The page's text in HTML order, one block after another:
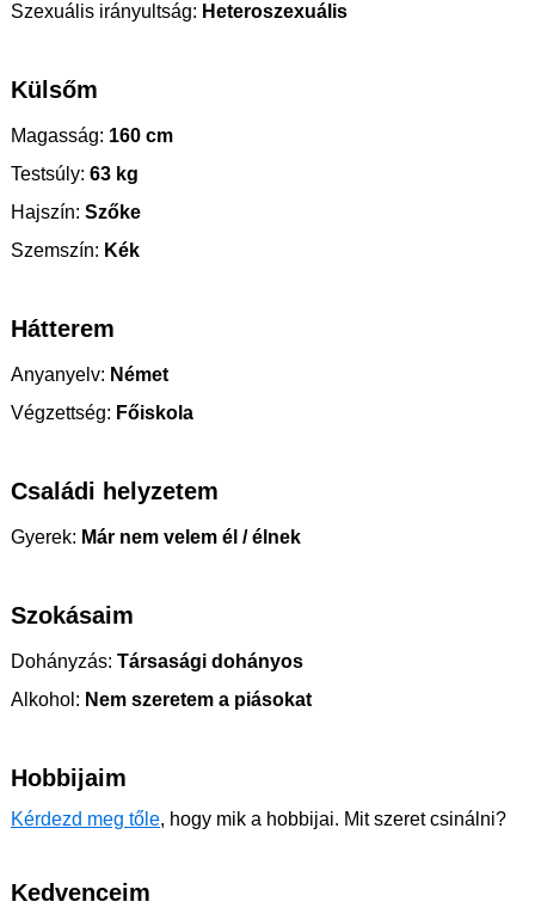
Szexuális irányultság: Heteroszexuális
Külsőm
Magasság: 160 cm
Testsúly: 63 kg
Hajszín: Szőke
Szemszín: Kék
Hátterem
Anyanyelv: Német
Végzettség: Főiskola
Családi helyzetem
Gyerek: Már nem velem él / élnek
Szokásaim
Dohányzás: Társasági dohányos
Alkohol: Nem szeretem a piásokat
Hobbijaim
Kérdezd meg tőle, hogy mik a hobbijai. Mit szeret csinálni?
Kedvenceim